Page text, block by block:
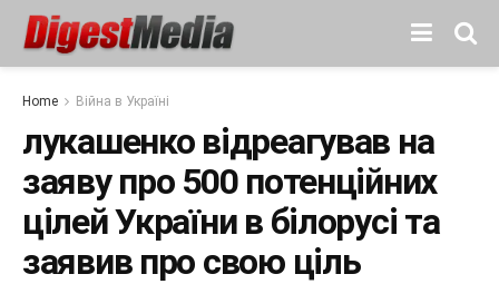
Home Війна в Україні
лукашенко відреагував на
заяву про 500 потенційних
цілей України в білорусі та
заявив про свою ціль